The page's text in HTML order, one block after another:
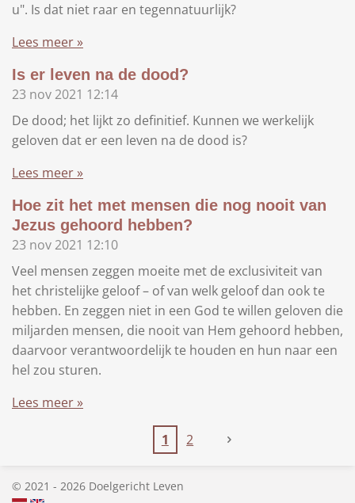
u". Is dat niet raar en tegennatuurlijk?
Lees meer »
Is er leven na de dood?
23 nov 2021 12:14
De dood; het lijkt zo definitief. Kunnen we werkelijk
geloven dat er een leven na de dood is?
Lees meer »
Hoe zit het met mensen die nog nooit van
Jezus gehoord hebben?
23 nov 2021 12:10
Veel mensen zeggen moeite met de exclusiviteit van
het christelijke geloof – of van welk geloof dan ook te
hebben. En zeggen niet in een God te willen geloven die
miljarden mensen, die nooit van Hem gehoord hebben,
daarvoor verantwoordelijk te houden en hun naar een
hel zou sturen.
Lees meer »
1 2
© 2021 - 2026 Doelgericht Leven